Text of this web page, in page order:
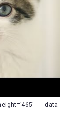
data-